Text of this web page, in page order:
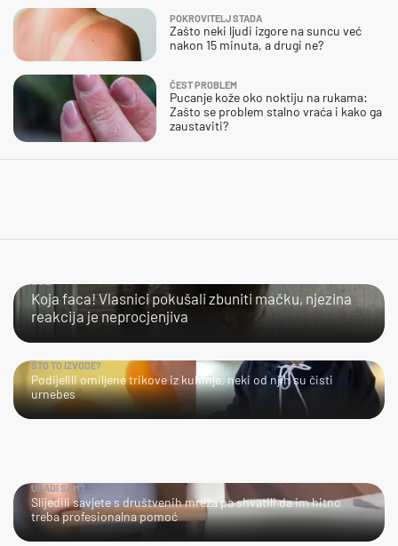
POKROVITELJ STADA
Zašto neki ljudi izgore na suncu već
nakon 15 minuta, a drugi ne?
ČEST PROBLEM
Pucanje kože oko noktiju na rukama:
Zašto se problem stalno vraća i kako ga
zaustaviti?
Koja faca! Vlasnici pokušali zbuniti mačku, njezina
reakcija je neprocjenjiva
ŠTO TO IZVODE?
Podijelili omiljene trikove iz kuhinje, neki od njih su čisti
urnebes
URADI SAM?
Slijedili savjete s društvenih mreža pa shvatili da im hitno
treba profesionalna pomoć